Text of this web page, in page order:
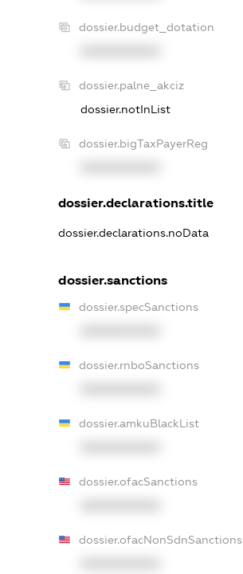
dossier.budget_dotation
dossier.palne_akciz
dossier.notInList
dossier.bigTaxPayerReg
dossier.declarations.title
dossier.declarations.noData
dossier.sanctions
dossier.specSanctions
dossier.rnboSanctions
dossier.amkuBlackList
dossier.ofacSanctions
dossier.ofacNonSdnSanctions